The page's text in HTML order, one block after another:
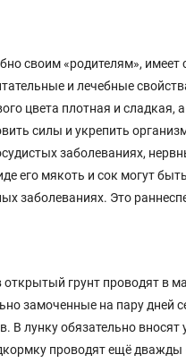
своим «родителям», имеет
и лечебные
цвета плотная и
силы и укрепить
заболеваниях,
его мякоть и сок могут
заболеваниях. Это
грунт проводят в
замоченные на пару
лунку обязательно вносят
проводят ещё